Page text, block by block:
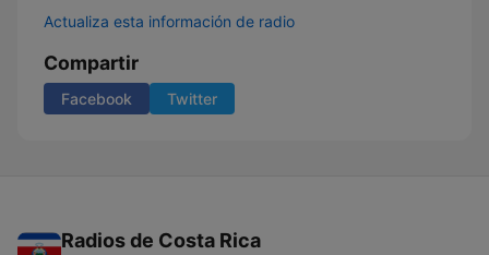
Actualiza esta información de radio
Compartir
Facebook Twitter
Radios de Costa Rica